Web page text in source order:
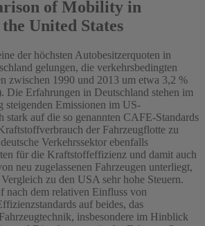
of Mobility in
United States
der höchsten Autobesitzerquoten in
gelungen, die verkehrsbedingten
zwischen 1990 und 2013 um etwa 3,2 %
Die Erfahrungen in Deutschland stehen im
steigenden Emissionen im US-
stark auf die so genannten CAFE-Standards
der Fahrzeugflotte zu
Verkehrssektor ebenfalls
für die Kraftstoffeffizienz und damit auch
neu zugelassenen Fahrzeugen unterliegt,
zu den USA sehr hohe Steuern.
nach dem relativen Einfluss von
auf beides, das
insbesondere im Hinblick